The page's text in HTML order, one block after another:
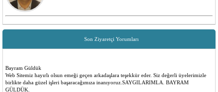
Son Ziyaretçi Yorumları
Bayram Güldük
Web Sitemiz hayırlı olsun emeği geçen arkadaşlara teşekkür eder. Siz değerli üyelerimizle
birlikte daha güzel işleri başaracağımıza inanıyoruz.SAYGILARIMLA. BAYRAM
GÜLDÜK.